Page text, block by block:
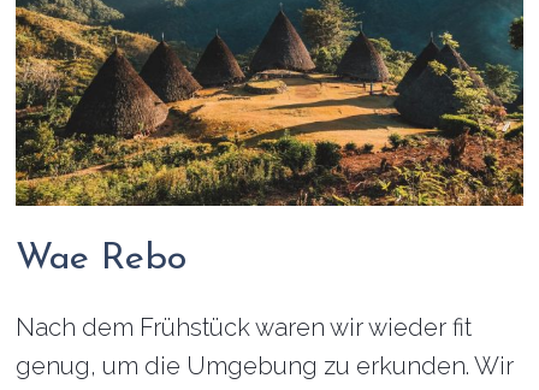
Wae Rebo
Nach dem Frühstück waren wir wieder fit
genug, um die Umgebung zu erkunden. Wir